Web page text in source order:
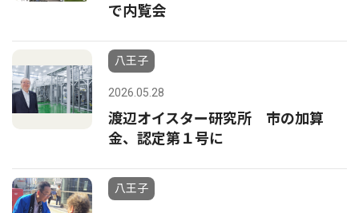
で内覧会
八王子
2026.05.28
渡辺オイスター研究所 市の加算
金、認定第１号に
八王子